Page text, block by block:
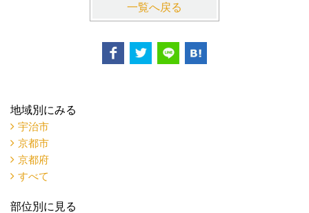
一覧へ戻る
地域別にみる
宇治市
京都市
京都府
すべて
部位別に見る